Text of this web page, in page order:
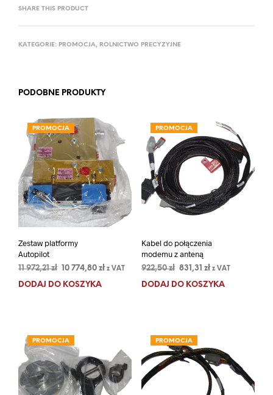
SHARE THIS PRODUCT
KATEGORIE: PROMOCJA, ROLNICTWO PRECYZYJNE
PODOBNE PRODUKTY
PROMOCJA
Zestaw platformy
Autopilot
11 972,21zł Pierwotna
cena
10 774,80 złAktualna
z VAT
DODAJ DO KOSZYKA
PROMOCJA
Kabel do połączenia
modemu z anteną
922,50zł Pierwotna
cena
831,31 złAktualna
cena
z VAT
DODAJ DO KOSZYKA
PROMOCJA PROMOCJA